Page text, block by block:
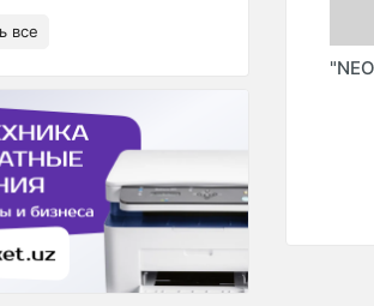
ООО)
(XVAN A.Y." ИндП)
все